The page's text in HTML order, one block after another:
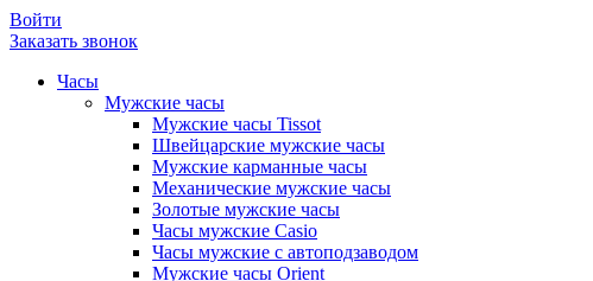
Войти
Заказать звонок
Часы
Мужские часы
Мужские часы Tissot
Швейцарские мужские часы
Мужские карманные часы
Механические мужские часы
Золотые мужские часы
Часы мужские Casio
Часы мужские с автоподзаводом
Мужские часы Orient